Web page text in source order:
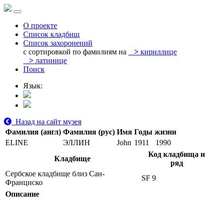
О проекте
Список кладбищ
Список захоронений
с сортировкой по фамилиям на
> кириллице
> латинице
Поиск
Язык:
Назад на сайт музея
Фамилия (англ) Фамилия (рус) Имя Годы жизни
ELINE
ЭЛЛИН John 1911
1990
Кладбище
Код кладбища и
ряд
Сербское кладбище близ Сан-
Франциско
SF 9
Описание